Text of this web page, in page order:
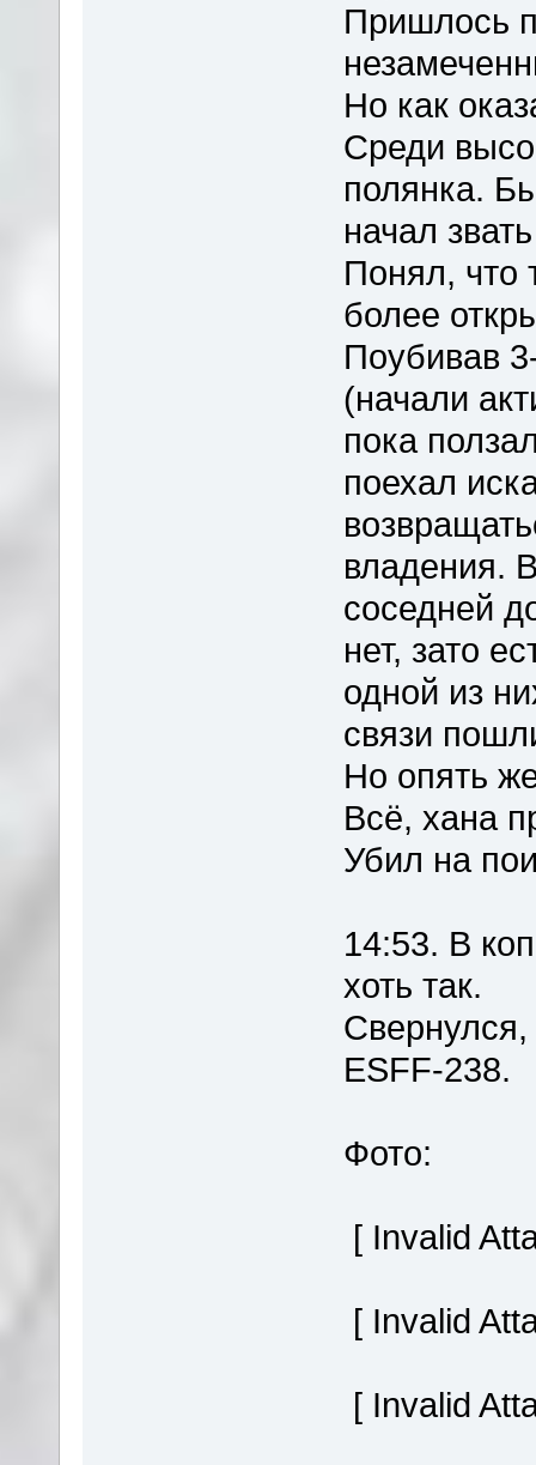
Пришлось
Но как
Среди
полянка.
начал
Понял, что
более
Поубивав
(начали
пока
поехал
владения.
соседней
нет, зато
одной из
связи
Но опять
Всё, хана
Убил на
14:53. В
хоть так.
ESFF-238.
Фото:
[ Invalid
[ Invalid
[ Invalid